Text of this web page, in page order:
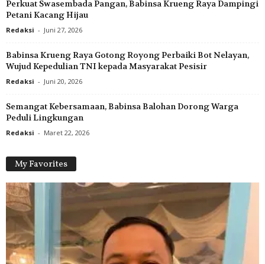
Perkuat Swasembada Pangan, Babinsa Krueng Raya Dampingi
Petani Kacang Hijau
Redaksi - Juni 27, 2026
Babinsa Krueng Raya Gotong Royong Perbaiki Bot Nelayan,
Wujud Kepedulian TNI kepada Masyarakat Pesisir
Redaksi - Juni 20, 2026
Semangat Kebersamaan, Babinsa Balohan Dorong Warga
Peduli Lingkungan
Redaksi - Maret 22, 2026
My Favorites